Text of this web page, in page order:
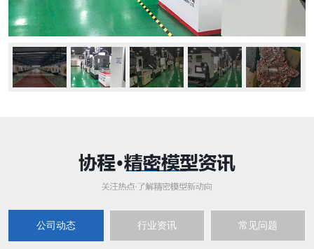
公司动态 行业资讯 常见问题